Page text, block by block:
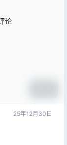
论
25年12月30日